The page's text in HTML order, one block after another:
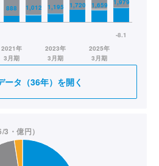
ータ（36年）を開く
・億円）